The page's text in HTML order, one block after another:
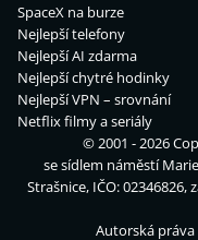
SpaceX na burze
Nejlepší telefony
Nejlepší AI zdarma
Nejlepší chytré hodinky
Nejlepší VPN – srovnání
Netflix filmy a seriály
© 2001 - 2026
se sídlem náměstí
Strašnice, IČO: 02346826,
Autorská